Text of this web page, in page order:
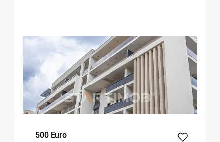
EXCLUSIVITATE COMISION 50%
Apartament cu parcare si boxa zona
Universitatii
Brasov
70
m²
1
dormitor
1
Etaj
500 Euro